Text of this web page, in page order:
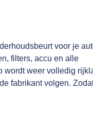
voor je
filters, accu en alle
weer volledig
fabrikant volgen.